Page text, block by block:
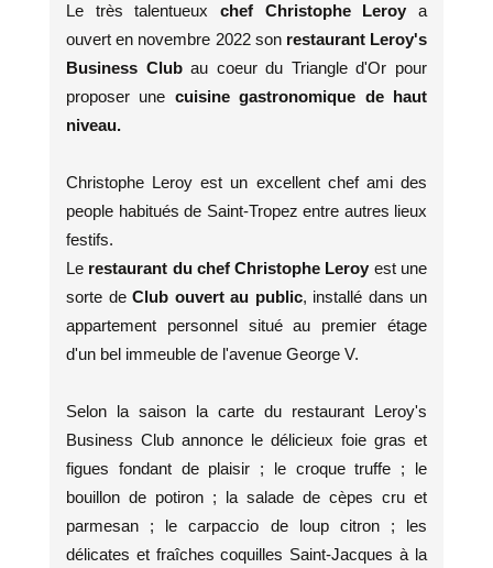
Le très talentueux chef Christophe Leroy a
ouvert en novembre 2022 son restaurant Leroy's
Business Clubau coeur du Triangle d'Or pour
proposer une cuisine gastronomique de haut
niveau.
Christophe Leroy est un excellent chef ami des
people habitués de Saint-Tropez entre autres lieux
festifs.
Le restaurant du chef Christophe Leroy est une
sorte deClub ouvert au public, installé dans un
appartement personnel situé au premier étage
d'un bel immeuble de l'avenue George V.
Selon la saison la carte du restaurant Leroy's
Business Club annonce le délicieux foie gras et
figues fondant de plaisir ; le croque truffe ; le
bouillon de potiron ; la salade de cèpes cru et
parmesan ; le carpaccio de loup citron ; les
délicates et fraîches coquilles Saint-Jacques à la